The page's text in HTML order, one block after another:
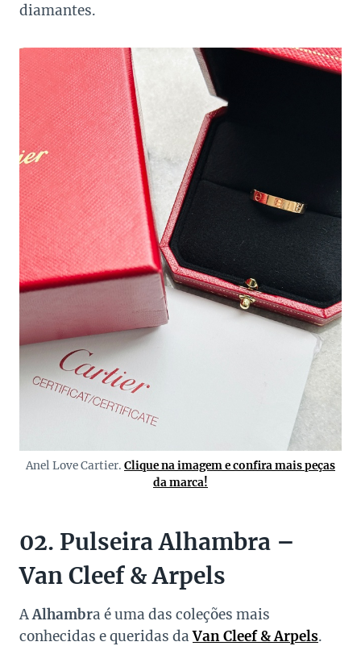
diamantes.
Anel Love Cartier. Clique na imagem e confira mais peças
da marca!
02. Pulseira Alhambra –
Van Cleef & Arpels
AAlhambra é uma das coleções mais
conhecidas e queridas daVan Cleef & Arpels.